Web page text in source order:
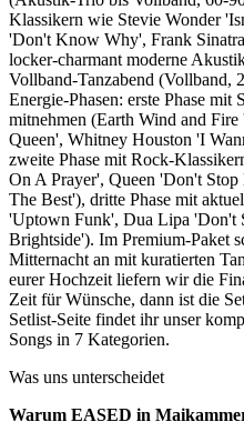
Klassikern wie Stevie Wonder
'Don't Know Why', Frank
locker-charmant moderne
Vollband-Tanzabend (Vollband,
Energie-Phasen: erste Phase mit
mitnehmen (Earth Wind and
Queen', Whitney Houston 'I
zweite Phase mit Rock-
On A Prayer', Queen 'Don't
The Best'), dritte Phase mit
'Uptown Funk', Dua Lipa 'Don't
Brightside'). Im Premium-Paket
Mitternacht an mit kuratierten
eurer Hochzeit liefern wir die
Zeit für Wünsche, dann ist die
Setlist-Seite findet ihr unser
Songs in 7 Kategorien.
Was uns unterscheidet
Warum EASED in